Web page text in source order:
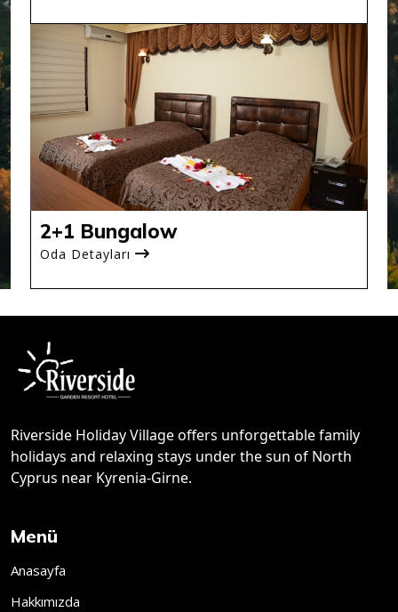
2+1 Bungalow
Oda Detayları
Riverside Holiday Village offers unforgettable family
holidays and relaxing stays under the sun of North
Cyprus near Kyrenia-Girne.
Menü
Anasayfa
Hakkımızda